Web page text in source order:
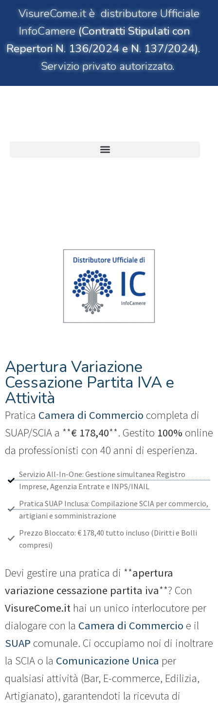
VisureCome.it è distributore Ufficiale
InfoCamere(Contratti Stipulati con
Repertori N. 136/2024 e N. 137/2024).
Servizio privato autorizzato.
Apertura Variazione
Cessazione Partita IVA e
Attività
Pratica Camera di Commercio completa di
SUAP/SCIA a **€ 178,40**. Gestito 100% online
da professionisti con 40 anni di esperienza.
Servizio All-In-One: Gestione simultanea Registro
Imprese, Agenzia Entrate e INPS/INAIL
Pratica SUAP Inclusa: Compilazione SCIA per commercio,
artigiani e somministrazione
Prezzo Bloccato: € 178,40 tutto incluso (Diritti e Bolli
compresi)
Devi gestire una pratica di **apertura
variazione cessazione partita iva**? Con
VisureCome.it hai un unico interlocutore per
dialogare con la Camera di Commercio e il
SUAP comunale. Ci occupiamo noi di inoltrare
la SCIA o la Comunicazione Unica per
qualsiasi attività (Bar, E-commerce, Edilizia,
Artigianato), garantendoti la ricevuta di